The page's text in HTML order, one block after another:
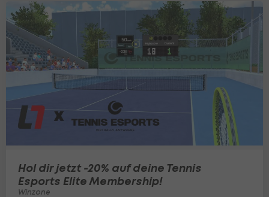
Hol dir jetzt -20% auf deine Tennis
Esports Elite Membership!
Winzone